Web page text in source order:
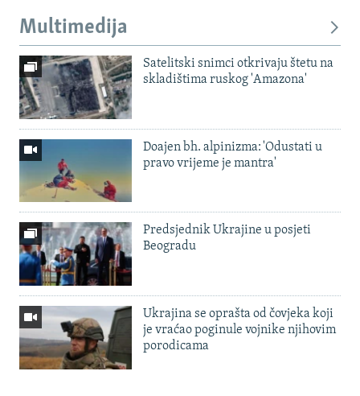
Multimedija
Satelitski snimci otkrivaju štetu na
skladištima ruskog 'Amazona'
Doajen bh. alpinizma: 'Odustati u
pravo vrijeme je mantra'
Predsjednik Ukrajine u posjeti
Beogradu
Ukrajina se oprašta od čovjeka koji
je vraćao poginule vojnike njihovim
porodicama